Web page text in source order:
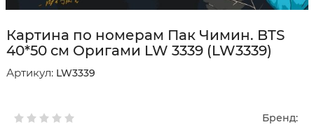
Картина по номерам Пак Чимин. BTS
40*50 см Оригами LW 3339 (LW3339)
Артикул: LW3339
Бренд: